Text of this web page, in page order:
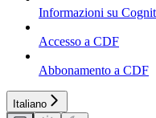
Informazioni su
Accesso a CDF
Abbonamento a CDF
Italiano